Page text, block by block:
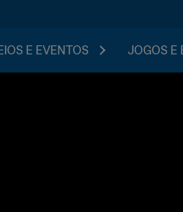
E EVENTOS JOGOS E